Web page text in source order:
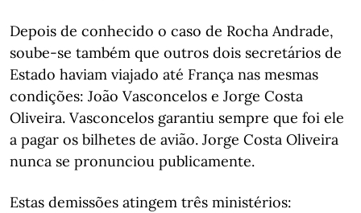
Depois de conhecido o caso de Rocha Andrade,
soube-se também que outros dois secretários de
Estado haviam viajado até França nas mesmas
condições: João Vasconcelos e Jorge Costa
Oliveira. Vasconcelos garantiu sempre que foi ele
a pagar os bilhetes de avião. Jorge Costa Oliveira
nunca se pronunciou publicamente.
Estas demissões atingem três ministérios: